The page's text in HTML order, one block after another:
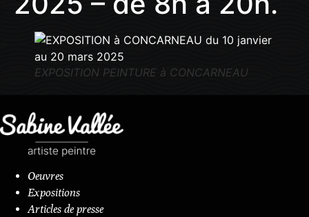
EXPOSITION PEINTURE à CONCARNEAU
Oeuvres
Expositions
Articles de presse